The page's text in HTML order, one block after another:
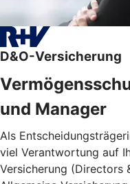
D&O-Versicherung
und Manager
Als
viel Verantwortung auf
Versicherung (Directors